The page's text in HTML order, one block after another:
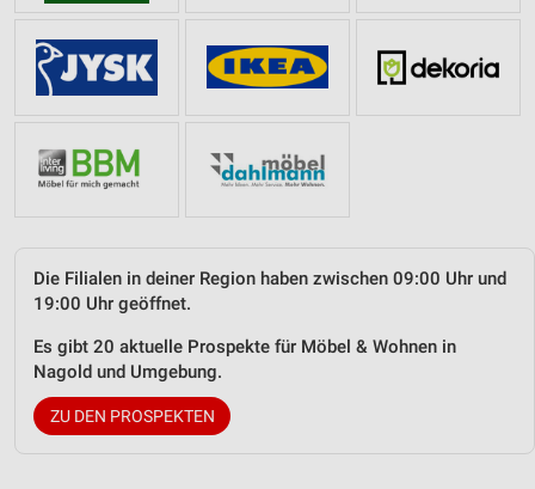
Die Filialen in deiner Region haben zwischen 09:00 Uhr und
19:00 Uhr geöffnet.
Es gibt 20 aktuelle Prospekte für Möbel & Wohnen in
Nagold und Umgebung.
ZU DEN PROSPEKTEN